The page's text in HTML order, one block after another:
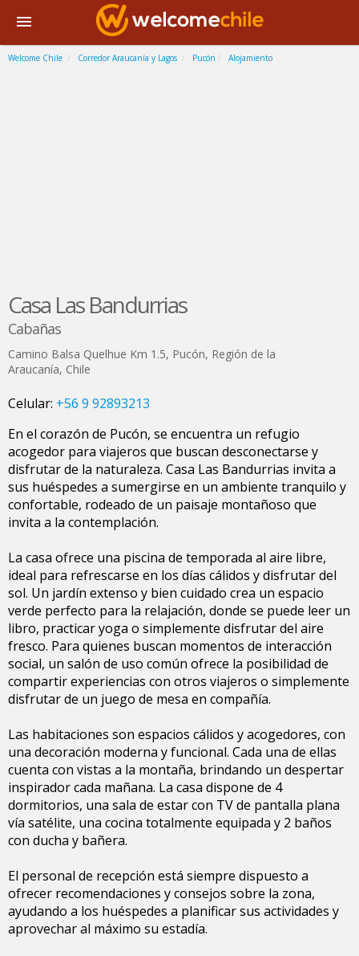
Welcome Chile Corredor Araucanía y Lagos Pucón Alojamiento
Casa Las Bandurrias
Cabañas
Camino Balsa Quelhue Km 1.5, Pucón, Región de la
Araucanía, Chile
Celular: +56 9 92893213
En el corazón de Pucón, se encuentra un refugio
acogedor para viajeros que buscan desconectarse y
disfrutar de la naturaleza. Casa Las Bandurrias invita a
sus huéspedes a sumergirse en un ambiente tranquilo y
confortable, rodeado de un paisaje montañoso que
invita a la contemplación.
La casa ofrece una piscina de temporada al aire libre,
ideal para refrescarse en los días cálidos y disfrutar del
sol. Un jardín extenso y bien cuidado crea un espacio
verde perfecto para la relajación, donde se puede leer un
libro, practicar yoga o simplemente disfrutar del aire
fresco. Para quienes buscan momentos de interacción
social, un salón de uso común ofrece la posibilidad de
compartir experiencias con otros viajeros o simplemente
disfrutar de un juego de mesa en compañía.
Las habitaciones son espacios cálidos y acogedores, con
una decoración moderna y funcional. Cada una de ellas
cuenta con vistas a la montaña, brindando un despertar
inspirador cada mañana. La casa dispone de 4
dormitorios, una sala de estar con TV de pantalla plana
vía satélite, una cocina totalmente equipada y 2 baños
con ducha y bañera.
El personal de recepción está siempre dispuesto a
ofrecer recomendaciones y consejos sobre la zona,
ayudando a los huéspedes a planificar sus actividades y
aprovechar al máximo su estadía.